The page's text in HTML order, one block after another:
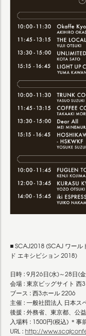
■ SCAJ2018 (SCAJ ワール
ド エキシビション 2018)
日時 : 9月26日(水)～28日(
会場 : 東京ビッグサイト 西
ブース : 西3ホール 2206
主催 : 一般社団法人 日本ス
後援 : 外務省、東京都、公
入場料 : 1500円(税込) ＊事
URL : http://